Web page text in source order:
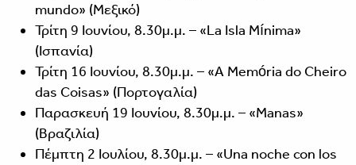
mundo» (Μεξικό)
Τρίτη 9 Ιουνίου, 8.30μ.μ. – «La Isla Mínima»
(Ισπανία)
Τρίτη 16 Ιουνίου, 8.30μ.μ. – «A Memória do Cheiro
das Coisas» (Πορτογαλία)
Παρασκευή 19 Ιουνίου, 8.30μ.μ. – «Manas»
(Βραζιλία)
Πέμπτη 2 Ιουλίου, 8.30μ.μ. – «Una noche con los